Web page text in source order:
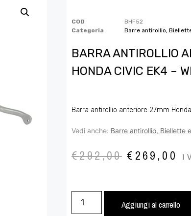
COD
BHF52
Categoria
Barre antirollio,
BARRA ANTIROLLIO
HONDA CIVIC EK4 –
Barra antirollio anteriore 27mm
Vedi anche: Barre antirollio, Biellette
€292,00 € 269,00
Aggiungi al carrello